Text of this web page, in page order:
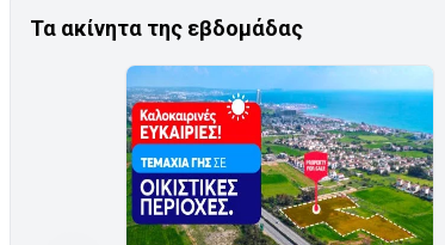
Τα ακίνητα της εβδομάδας